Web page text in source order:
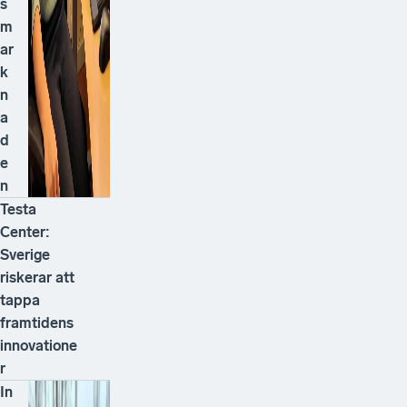
s
m
ar
k
n
a
d
e
n
Testa
Center:
Sverige
riskerar att
tappa
framtidens
innovatione
r
In